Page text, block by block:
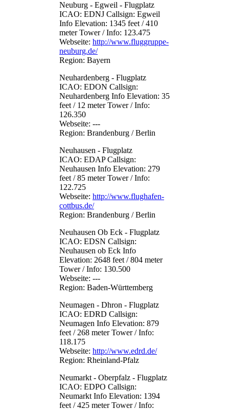
Neuburg - Egweil - Flugplatz
ICAO: EDNJ Callsign: Egweil
Info Elevation: 1345 feet / 410
meter Tower / Info: 123.475
Webseite: http://www.fluggruppe-
neuburg.de/
Region: Bayern
Neuhardenberg - Flugplatz
ICAO: EDON Callsign:
Neuhardenberg Info Elevation: 35
feet / 12 meter Tower / Info:
126.350
Webseite: ---
Region: Brandenburg / Berlin
Neuhausen - Flugplatz
ICAO: EDAP Callsign:
Neuhausen Info Elevation: 279
feet / 85 meter Tower / Info:
122.725
Webseite: http://www.flughafen-
cottbus.de/
Region: Brandenburg / Berlin
Neuhausen Ob Eck - Flugplatz
ICAO: EDSN Callsign:
Neuhausen ob Eck Info
Elevation: 2648 feet / 804 meter
Tower / Info: 130.500
Webseite: ---
Region: Baden-Württemberg
Neumagen - Dhron - Flugplatz
ICAO: EDRD Callsign:
Neumagen Info Elevation: 879
feet / 268 meter Tower / Info:
118.175
Webseite: http://www.edrd.de/
Region: Rheinland-Pfalz
Neumarkt - Oberpfalz - Flugplatz
ICAO: EDPO Callsign:
Neumarkt Info Elevation: 1394
feet / 425 meter Tower / Info: